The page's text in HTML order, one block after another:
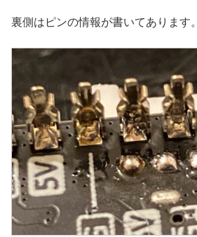
裏側はピンの情報が書いてあります。